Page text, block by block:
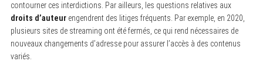
contourner ces interdictions. Par ailleurs, les questions relatives aux
droits d’auteurengendrent des litiges fréquents. Par exemple, en 2020,
plusieurs sites de streaming ont été fermés, ce qui rend nécessaires de
nouveaux changements d’adresse pour assurer l’accès à des contenus
variés.